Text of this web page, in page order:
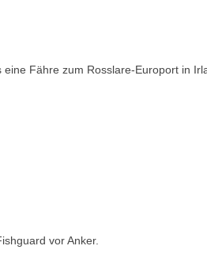
Fähre zum Rosslare-Europort in
vor Anker.